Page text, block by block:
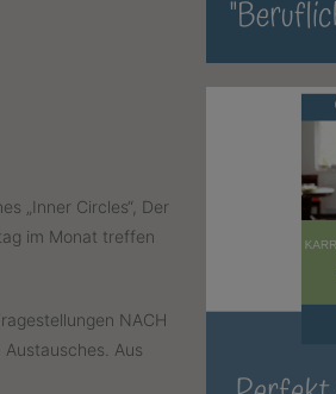
„Inner Circles“, Der
im Monat treffen
NACH
Aus